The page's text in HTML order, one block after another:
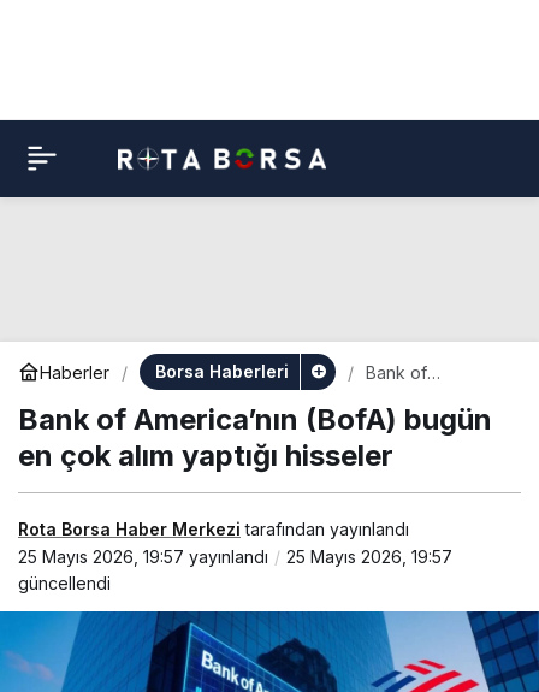
Haberler Borsa Haberleri
Bank of
(BofA) bugün en
çok alım yaptığı
hisseler
Bank of America’nın (BofA) bugün
en çok alım yaptığı hisseler
Rota Borsa Haber Merkezi tarafından yayınlandı
25 Mayıs 2026, 19:57 yayınlandı
25 Mayıs 2026, 19:57
güncellendi